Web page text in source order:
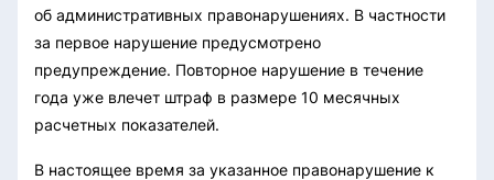
об административных правонарушениях. В частности
за первое нарушение предусмотрено
предупреждение. Повторное нарушение в течение
года уже влечет штраф в размере 10 месячных
расчетных показателей.
В настоящее время за указанное правонарушение к